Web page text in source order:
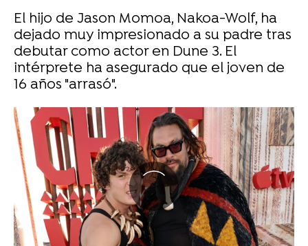
El hijo de Jason Momoa, Nakoa-Wolf, ha
dejado muy impresionado a su padre tras
debutar como actor en Dune 3. El
intérprete ha asegurado que el joven de
16 años "arrasó".